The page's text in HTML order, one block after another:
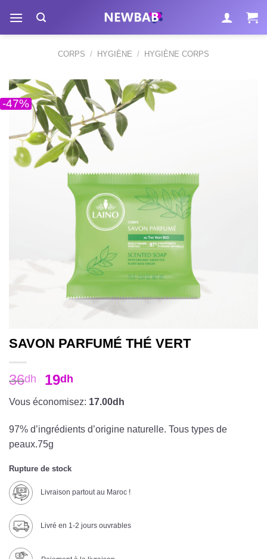
contenu
CORPS / HYGIÈNE / HYGIÈNE CORPS
-47%
SAVON PARFUMÉ THÉ VERT
36dh 19dh
Vous économisez: 17.00dh
97% d’ingrédients d’origine naturelle. Tous types de
peaux.75g
Rupture de stock
Livraison partout au Maroc !
Livré en 1-2 jours ouvrables